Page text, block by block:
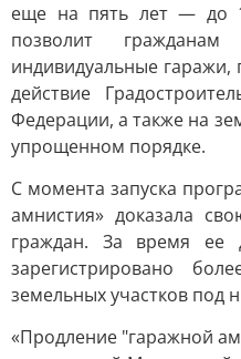
еще на пять лет — до
позволит
индивидуальные
действие
Федерации, а также на
упрощенном порядке.
С момента запуска
амнистия» доказала
граждан. За время ее
зарегистрировано
земельных участков под
«Продление "гаражной